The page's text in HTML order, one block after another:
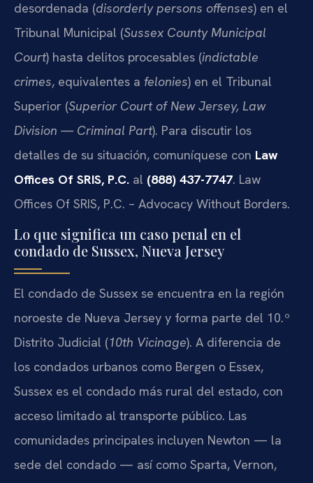
desordenada (disorderly persons offenses) en el
Tribunal Municipal (Sussex County Municipal
Court) hasta delitos procesables (indictable
crimes, equivalentes a felonies) en el Tribunal
Superior (Superior Court of New Jersey, Law
Division — Criminal Part). Para discutir los
detalles de su situación, comuníquese con Law
Offices Of SRIS, P.C. al (888) 437-7747. Law
Offices Of SRIS, P.C. – Advocacy Without Borders.
Lo que significa un caso penal en el
condado de Sussex, Nueva Jersey
El condado de Sussex se encuentra en la región
noroeste de Nueva Jersey y forma parte del 10.º
Distrito Judicial (10th Vicinage). A diferencia de
los condados urbanos como Bergen o Essex,
Sussex es el condado más rural del estado, con
acceso limitado al transporte público. Las
comunidades principales incluyen Newton — la
sede del condado — así como Sparta, Vernon,